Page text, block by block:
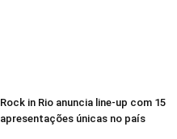
Rock in Rio anuncia line-up com 15
apresentações únicas no país